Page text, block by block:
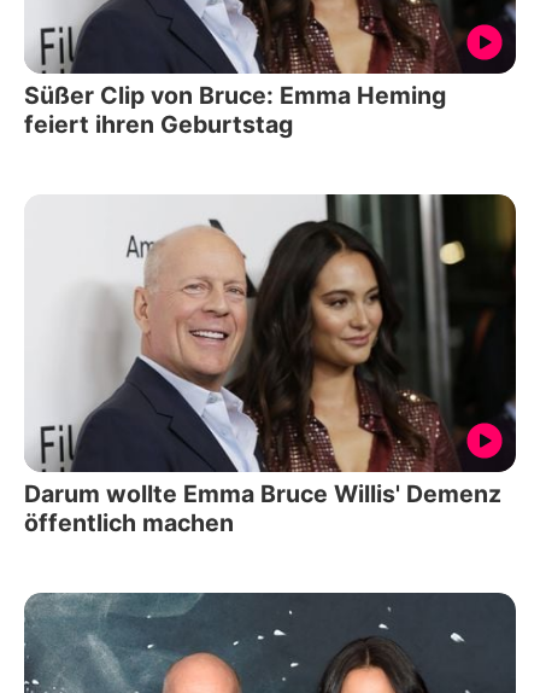
Süßer Clip von Bruce: Emma Heming
feiert ihren Geburtstag
Darum wollte Emma Bruce Willis' Demenz
öffentlich machen